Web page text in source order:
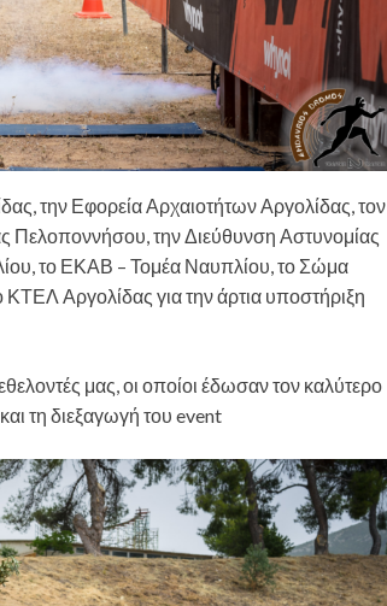
την Εφορεία Αρχαιοτήτων Αργολίδας, τον
Πελοποννήσου, την Διεύθυνση Αστυνομίας
το ΕΚΑΒ – Τομέα Ναυπλίου, το Σώμα
Αργολίδας για την άρτια υποστήριξη
μας, οι οποίοι έδωσαν τον καλύτερο
τη διεξαγωγή του event